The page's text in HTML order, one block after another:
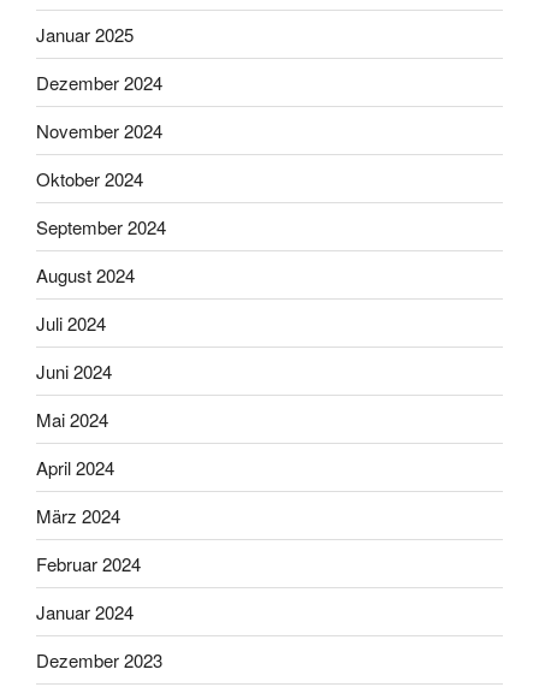
Januar 2025
Dezember 2024
November 2024
Oktober 2024
September 2024
August 2024
Juli 2024
Juni 2024
Mai 2024
April 2024
März 2024
Februar 2024
Januar 2024
Dezember 2023